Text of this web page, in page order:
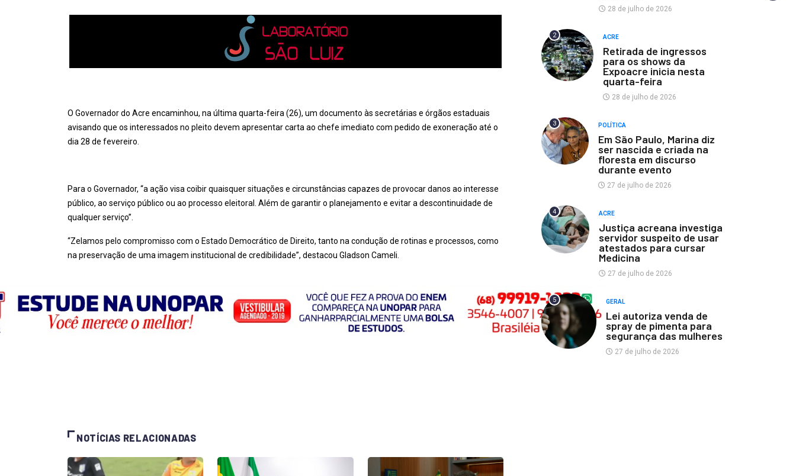
O Governador do Acre encaminhou, na última quarta-feira (26), um documento às secretárias e órgãos estaduais
avisando que os interessados no pleito devem apresentar carta ao chefe imediato com pedido de exoneração até o
dia 28 de fevereiro.
Para o Governador, “a ação visa coibir quaisquer situações e circunstâncias capazes de provocar danos ao interesse
público, ao serviço público ou ao processo eleitoral. Além de garantir o planejamento e evitar a descontinuidade de
qualquer serviço”.
“Zelamos pelo compromisso com o Estado Democrático de Direito, tanto na condução de rotinas e processos, como
na preservação de uma imagem institucional de credibilidade”, destacou Gladson Cameli.
NOTÍCIAS RELACIONADAS
28 de julho de 2026
2 ACRE
Retirada de ingressos
para os shows da
Expoacre inicia nesta
quarta-feira
28 de julho de 2026
3 POLÍTICA
Em São Paulo, Marina diz
ser nascida e criada na
floresta em discurso
durante evento
27 de julho de 2026
4 ACRE
Justiça acreana investiga
servidor suspeito de usar
atestados para cursar
Medicina
27 de julho de 2026
5 GERAL
Lei autoriza venda de
spray de pimenta para
segurança das mulheres
27 de julho de 2026